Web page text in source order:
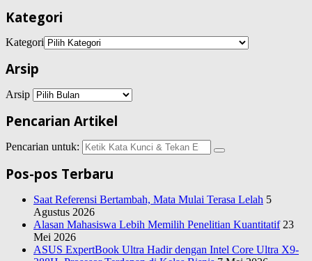
Kategori
Kategori
Arsip
Arsip
Pencarian Artikel
Pencarian untuk:
Pos-pos Terbaru
Saat Referensi Bertambah, Mata Mulai Terasa Lelah 5
Agustus 2026
Alasan Mahasiswa Lebih Memilih Penelitian Kuantitatif 23
Mei 2026
ASUS ExpertBook Ultra Hadir dengan Intel Core Ultra X9-